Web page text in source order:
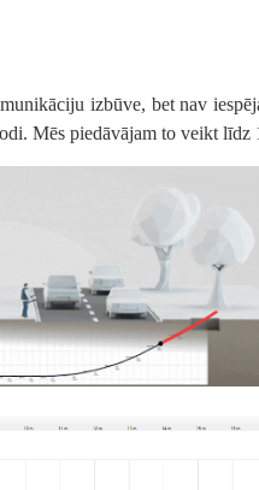
izbūve, bet nav
Mēs piedāvājam to veikt līdz